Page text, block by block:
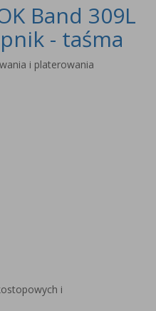
Band 309L
- taśma
i platerowania
i